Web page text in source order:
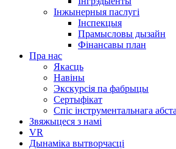
Інжынерныя паслугі
Інспекцыя
Прамысловы дызайн
Фінансавы план
Пра нас
Якасць
Навіны
Экскурсія па фабрыцы
Сертыфікат
Спіс інструментальнага
Звяжыцеся з намі
VR
Дынаміка вытворчасці